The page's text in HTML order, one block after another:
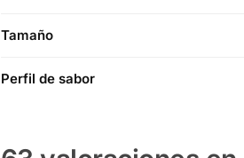
Tamaño
Perfil de sabor